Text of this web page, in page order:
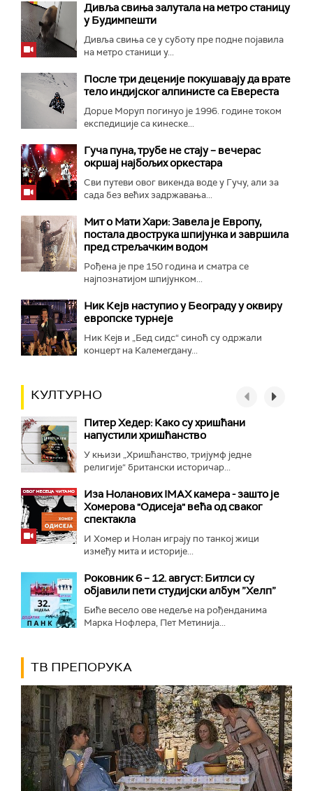
Дивља свиња залутала на метро станицу
у Будимпешти
Дивља свиња се у суботу пре подне појавила
на метро станици у...
После три деценије покушавају да врате
тело индијског алпинисте са Евереста
Дорџе Моруп погинуо је 1996. године током
експедиције са кинеске...
Гуча пуна, трубе не стају – вечерас
окршај најбољих оркестара
Сви путеви овог викенда воде у Гучу, али за
сада без већих задржавања...
Мит о Мати Хари: Завела је Европу,
постала двострука шпијунка и завршила
пред стрељачким водом
Рођена је пре 150 година и сматра се
најпознатијом шпијунком...
Ник Кејв наступио у Београду у оквиру
европске турнеје
Ник Кејв и „Бед сидс“ синоћ су одржали
концерт на Калемегдану...
КУЛТУРНО
Питер Хедер: Како су хришћани
напустили хришћанство
У књизи „Хришћанство, тријумф једне
религије“ британски историчар...
Иза Ноланових IMAX камера - зашто је
Хомерова "Одисеја" већа од сваког
спектакла
И Хомер и Нолан играју по танкој жици
између мита и историје...
Роковник 6 – 12. август: Битлси су
објавили пети студијски албум ”Хелп”
Биће весело ове недеље на рођенданима
Марка Нофлера, Пет Метинија...
ТВ ПРЕПОРУКА